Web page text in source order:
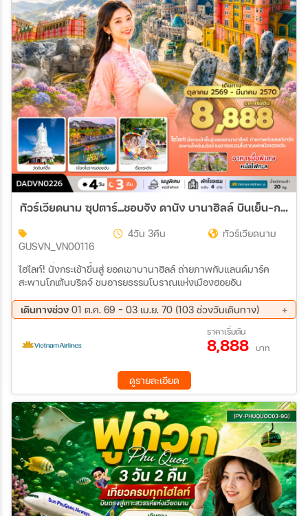
ทัวร์เวียดนาม ซุปตาร์...ชอบจัง ดานัง บานาฮิลล์ บินเย็น-กลับเย็น 4วัน 3คืน (VN)
GUSVN_VN00116
4วัน 3คืน ทัวร์เวียดนาม
ไฮไลท์! นั่งกระเช้าขึ้นสู่ ยอดเขาบานาฮิลล์ ถ่ายภาพกับแลนด์มาร์ค
สะพานโกเต้นบริดจ์ ชมอารยธรรมโบราณแห่งเมืองฮอยอัน
เดินทางช่วง 01 ต.ค. 69 - 03 เม.ย. 70 (103 ช่วงวันเดินทาง)
03 ต.ค. 69 - 06 ต.ค. 69
05 ต.ค. 69 - 08 ต.ค. 69
07 ต.ค. 69 - 10 ต.ค. 69
11 ต.ค. 69 - 14 ต.ค. 69
16 ต.ค. 69 - 19 ต.ค. 69
19 ต.ค. 69 - 22 ต.ค. 69
23 ต.ค. 69 - 26 ต.ค. 69
25 ต.ค. 69 - 28 ต.ค. 69
26 ต.ค. 69 - 29 ต.ค. 69
28 ต.ค. 69 - 31 ต.ค. 69
29 ต.ค. 69 - 01 พ.ย. 69
31 ต.ค. 69 - 03 พ.ย. 69
01 พ.ย. 69 - 04 พ.ย. 69
02 พ.ย. 69 - 05 พ.ย. 69
04 พ.ย. 69 - 07 พ.ย. 69
05 พ.ย. 69 - 08 พ.ย. 69
07 พ.ย. 69 - 10 พ.ย. 69
08 พ.ย. 69 - 11 พ.ย. 69
10 พ.ย. 69 - 13 พ.ย. 69
11 พ.ย. 69 - 14 พ.ย. 69
12 พ.ย. 69 - 15 พ.ย. 69
14 พ.ย. 69 - 17 พ.ย. 69
15 พ.ย. 69 - 18 พ.ย. 69
16 พ.ย. 69 - 19 พ.ย. 69
ราคาเริ่มต้น
8,888 บาท
ดูรายละเอียด